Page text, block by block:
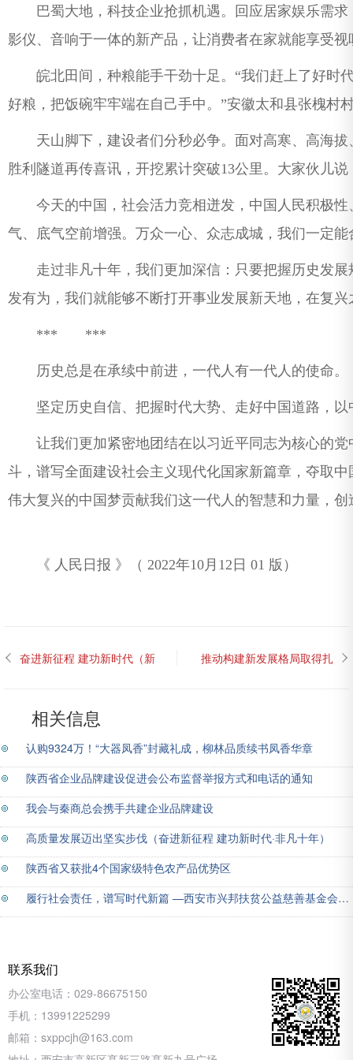
巴蜀大地，科技企业抢抓机遇。回应居家娱乐需求
影仪、音响于一体的新产品，让消费者在家就能享受视
皖北田间，种粮能手干劲十足。“我们赶上了好时代
好粮，把饭碗牢牢端在自己手中。”安徽太和县张槐村
天山脚下，建设者们分秒必争。面对高寒、高海拔
胜利隧道再传喜讯，开挖累计突破13公里。大家伙儿
今天的中国，社会活力竞相迸发，中国人民积极性
气、底气空前增强。万众一心、众志成城，我们一定
走过非凡十年，我们更加深信：只要把握历史发展
发有为，我们就能够不断打开事业发展新天地，在复
*** ***
历史总是在承续中前进，一代人有一代人的使命。
坚定历史自信、把握时代大势、走好中国道路，以
让我们更加紧密地团结在以习近平同志为核心的党
斗，谱写全面建设社会主义现代化国家新篇章，夺取
伟大复兴的中国梦贡献我们这一代人的智慧和力量，
《 人民日报 》（ 2022年10月12日 01 版）
奋进新征程 建功新时代（新
推动构建新发展格局取得扎
相关信息
认购9324万！“大器凤香”封藏礼成，柳林品质续书凤香华章
陕西省企业品牌建设促进会公布监督举报方式和电话的通知
我会与秦商总会携手共建企业品牌建设
高质量发展迈出坚实步伐（奋进新征程 建功新时代·非凡十年）
陕西省又获批4个国家级特色农产品优势区
履行社会责任，谱写时代新篇 —西安市兴邦扶贫公益慈善基金会党支部传达学习党的二十届三中全会精神
联系我们
办公室电话： 029-86675150
手机： 13991225299
邮箱： sxppcjh@163.com